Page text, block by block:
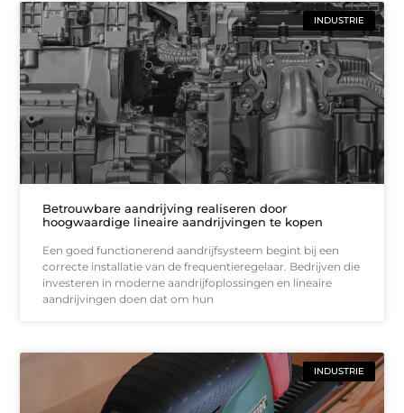
INDUSTRIE
Betrouwbare aandrijving realiseren door
hoogwaardige lineaire aandrijvingen te kopen
Een goed functionerend aandrijfsysteem begint bij een
correcte installatie van de frequentieregelaar. Bedrijven die
investeren in moderne aandrijfoplossingen en lineaire
aandrijvingen doen dat om hun
INDUSTRIE